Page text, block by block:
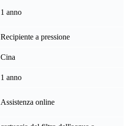
1 anno
Recipiente a pressione
Cina
1 anno
Assistenza online